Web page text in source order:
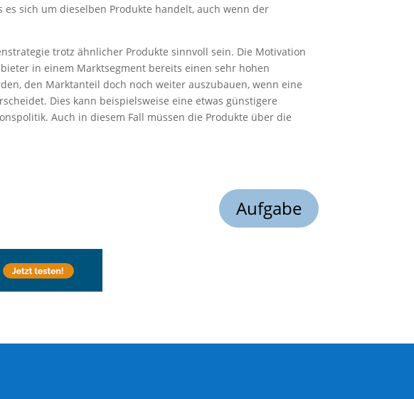
sich um dieselben Produkte handelt, auch wenn der
trotz ähnlicher Produkte sinnvoll sein. Die Motivation
in einem Marktsegment bereits einen sehr hohen
den Marktanteil doch noch weiter auszubauen, wenn eine
Dies kann beispielsweise eine etwas günstigere
Auch in diesem Fall müssen die Produkte über die
Aufgabe